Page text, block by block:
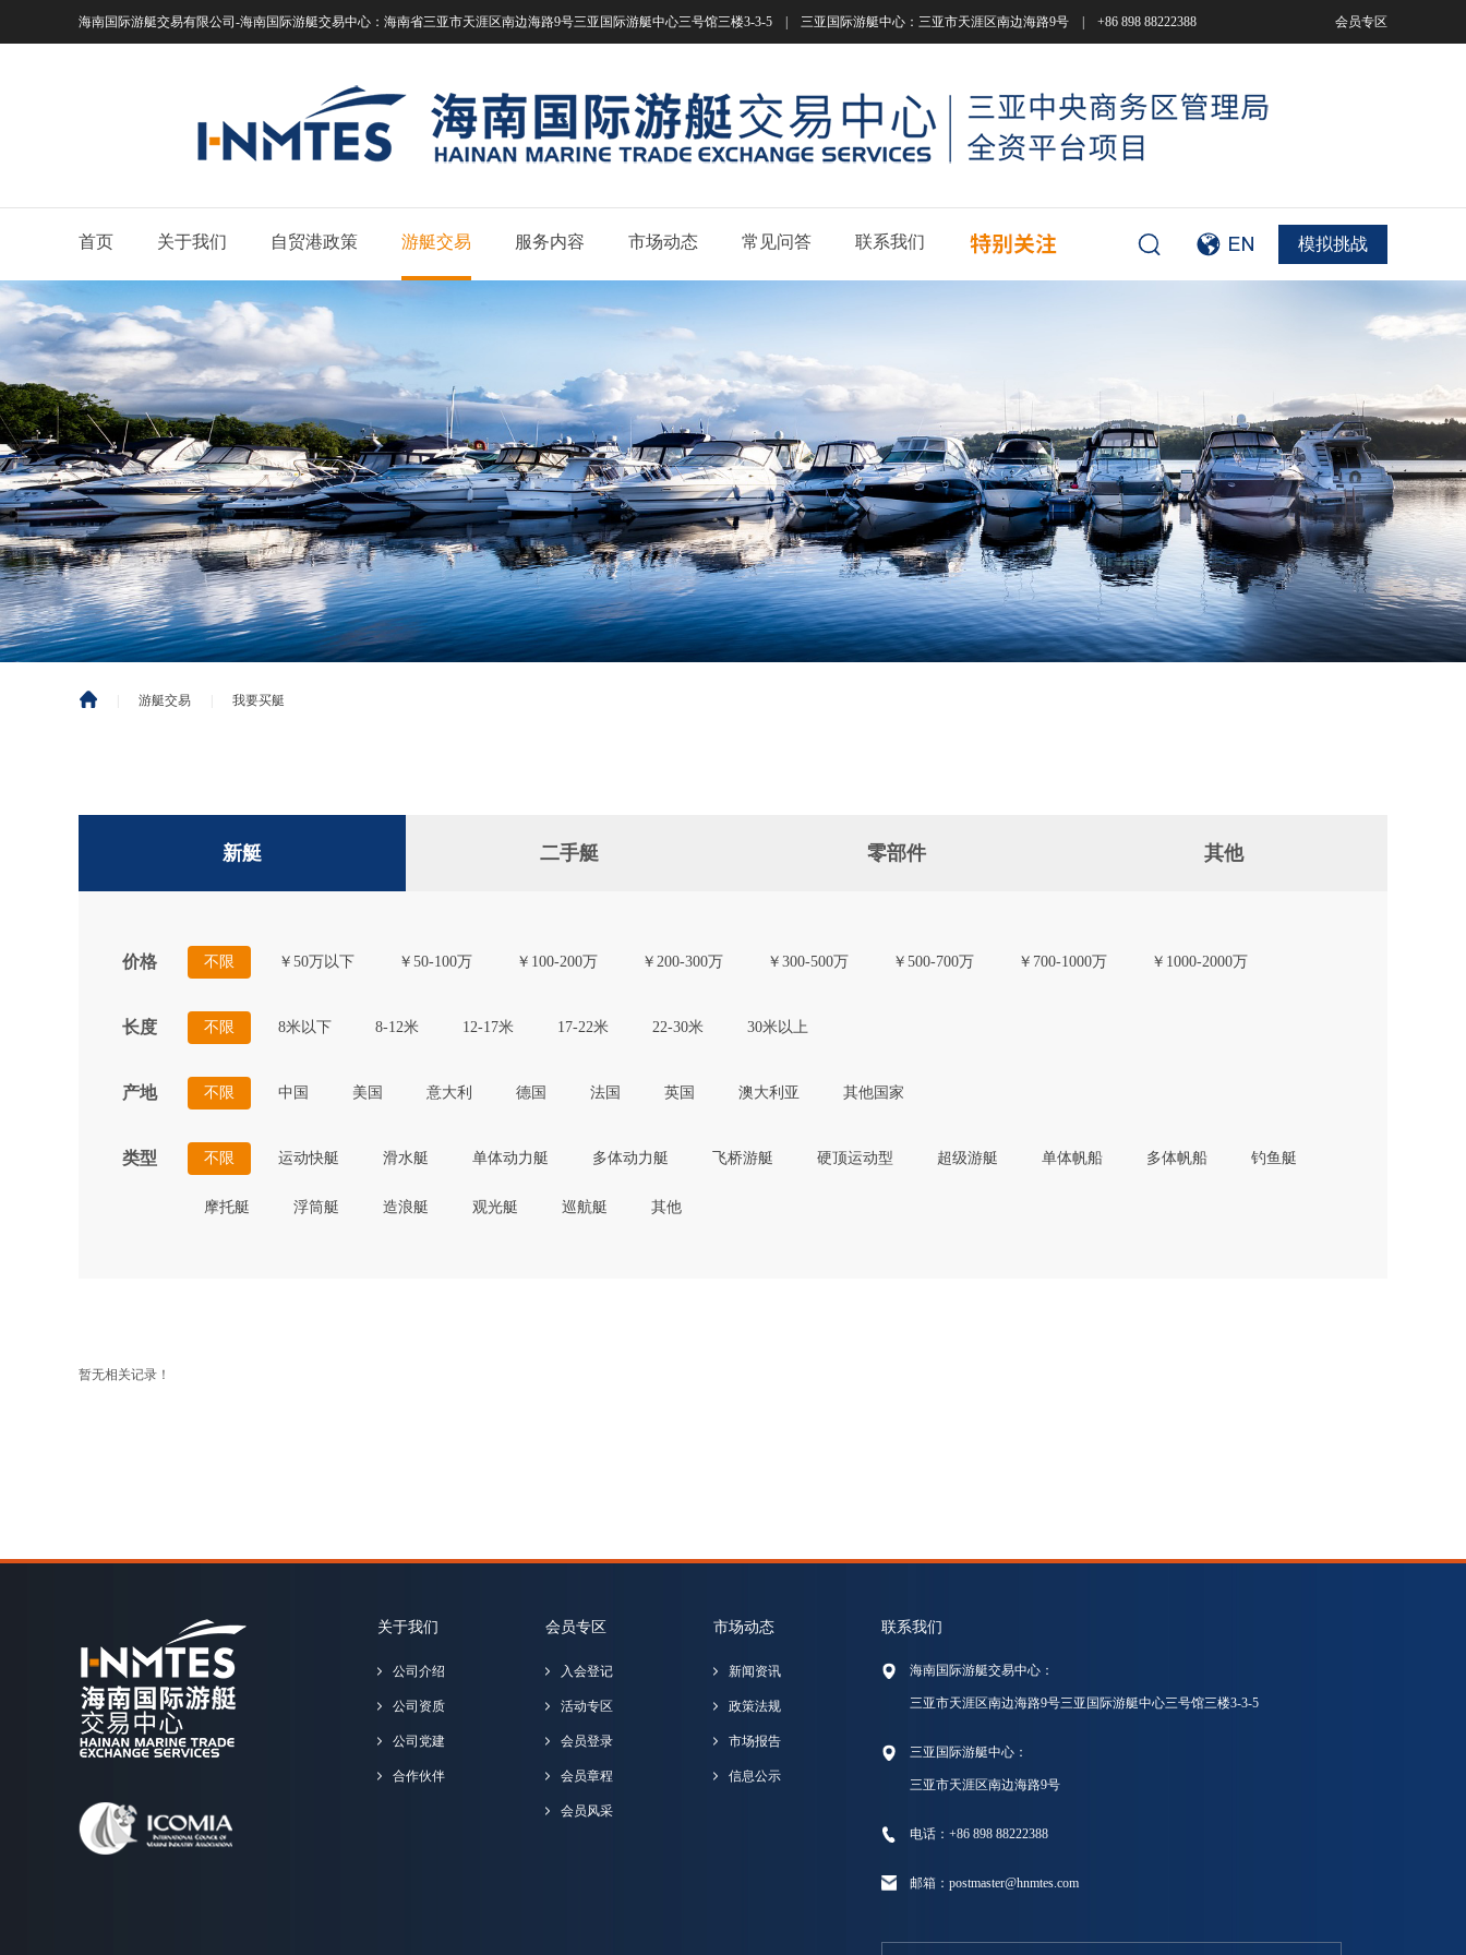
海南国际游艇交易有限公司-海南国际游艇交易中心： 海南省三亚市天涯区南边海路9号三亚国际游艇中心三号馆三楼3-3-5 | 三亚国际游艇中心：三亚市天涯区南边海路9号 | +86 898 88222388 会员专区
模拟挑战
首页 关于我们 自贸港政策 游艇交易 服务内容 市场动态 常见问答 联系我们
游艇交易 我要买艇
新艇 二手艇 零部件 其他
价格 不限 ￥50万以下 ￥50-100万 ￥100-200万 ￥200-300万 ￥300-500万 ￥500-700万 ￥700-1000万 ￥1000-2000万
长度 不限 8米以下 8-12米 12-17米 17-22米 22-30米 30米以上
产地 不限 中国 美国 意大利 德国 法国 英国 澳大利亚 其他国家
类型 不限 运动快艇 滑水艇 单体动力艇 多体动力艇 飞桥游艇 硬顶运动型 超级游艇 单体帆船 多体帆船 钓鱼艇
摩托艇 浮筒艇 造浪艇 观光艇 巡航艇 其他
暂无相关记录！
关于我们
公司介绍
公司资质
公司党建
合作伙伴
会员专区
入会登记
活动专区
会员登录
会员章程
会员风采
市场动态
新闻资讯
政策法规
市场报告
信息公示
联系我们
海南国际游艇交易中心：
三亚市天涯区南边海路9号三亚国际游艇中心三号馆三楼3-3-5
三亚国际游艇中心：
三亚市天涯区南边海路9号
电话：+86 898 88222388
邮箱：postmaster@hnmtes.com